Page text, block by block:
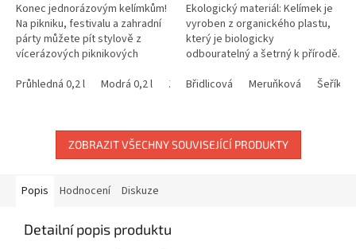
Konec jednorázovým kelímkům!
Na pikniku, festivalu a zahradní
párty můžete pít stylově z
vícerázových piknikových
velikostí a barev plastových...
Průhledná 0,2 l Modrá 0,2 l Žlutá 0,2 l Zelená 0,2 l Oranžová
Ekologický materiál: Kelímek je
vyroben z organického plastu,
který je biologicky
odbouratelný a šetrný k přírodě.
obnovitelných zdrojů, což
Břidlicová Meruňková
ZOBRAZIT VŠECHNY SOUVISEJÍCÍ PRODUKTY
Popis Hodnocení Diskuze
Detailní popis produktu